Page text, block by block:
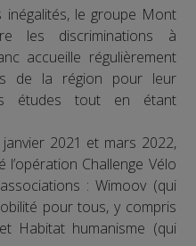
le groupe Mont
les discriminations à
accueille régulièrement
de la région pour leur
études tout en étant
2021 et mars 2022,
Challenge Vélo
: Wimoov (qui
pour tous, y compris
Habitat humanisme (qui